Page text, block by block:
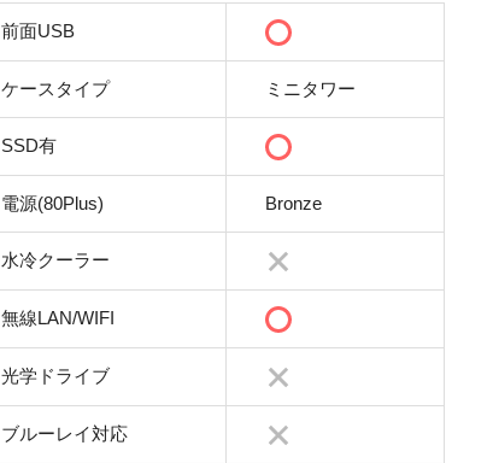
前面USB
ケースタイプ ミニタワー
SSD有
電源(80Plus) Bronze
水冷クーラー
無線LAN/WIFI
光学ドライブ
ブルーレイ対応